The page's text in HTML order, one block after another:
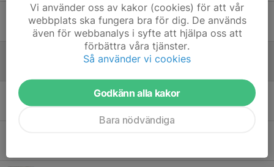
Arbetspass bilutställning
6 maj, 12:45
Ledare Fotbollsskola
16 mar, 23:16 0
Vi använder oss av kakor (cookies) för att vår
webbplats ska fungera bra för dig. De används
även för webbanalys i syfte att hjälpa oss att
förbättra våra tjänster.
Så använder vi cookies
Godkänn alla kakor
Bara nödvändiga